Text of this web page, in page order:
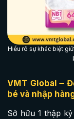
Hiểu rõ sự khác biệt
VMT Global –
bé và nhập
Sở hữu 1 thập